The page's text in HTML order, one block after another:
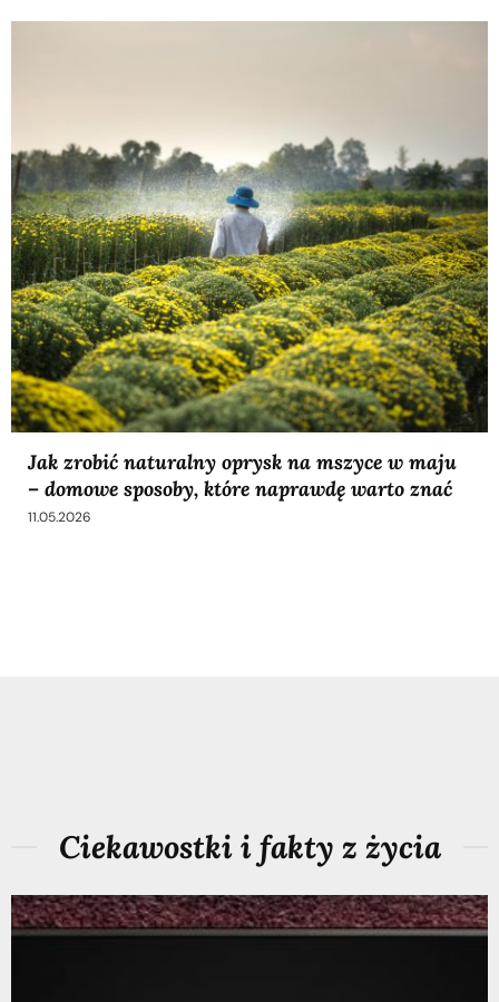
Jak zrobić naturalny oprysk na mszyce w maju
– domowe sposoby, które naprawdę warto znać
11.05.2026
Ciekawostki i fakty z życia